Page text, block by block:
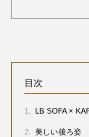
目次
1. LB SOFA ×
2. 美しい後ろ姿